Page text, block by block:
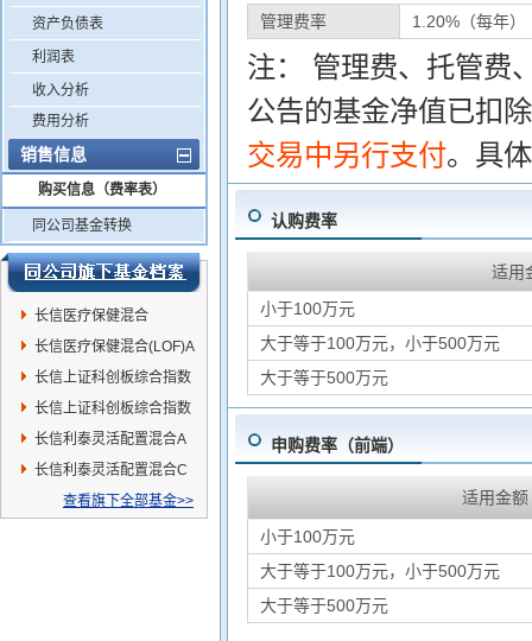
资产负债表
利润表
收入分析
费用分析
销售信息
购买信息（费率表）
同公司基金转换
长信医疗保健混合
(LOF)C
长信医疗保健混合(LOF)A
长信上证科创板综合指数
增强C
长信上证科创板综合指数
增强A
长信利泰灵活配置混合A
长信利泰灵活配置混合C
查看旗下全部基金>>
管理费率 1.20%（每年）
注： 管理费、托管费
公告的基金净值已扣
交易中另行支付。具
认购费率
适用
小于100万元
大于等于100万元，小于500万元
大于等于500万元
申购费率（前端）
适用金额
小于100万元
大于等于100万元，小于500万元
大于等于500万元